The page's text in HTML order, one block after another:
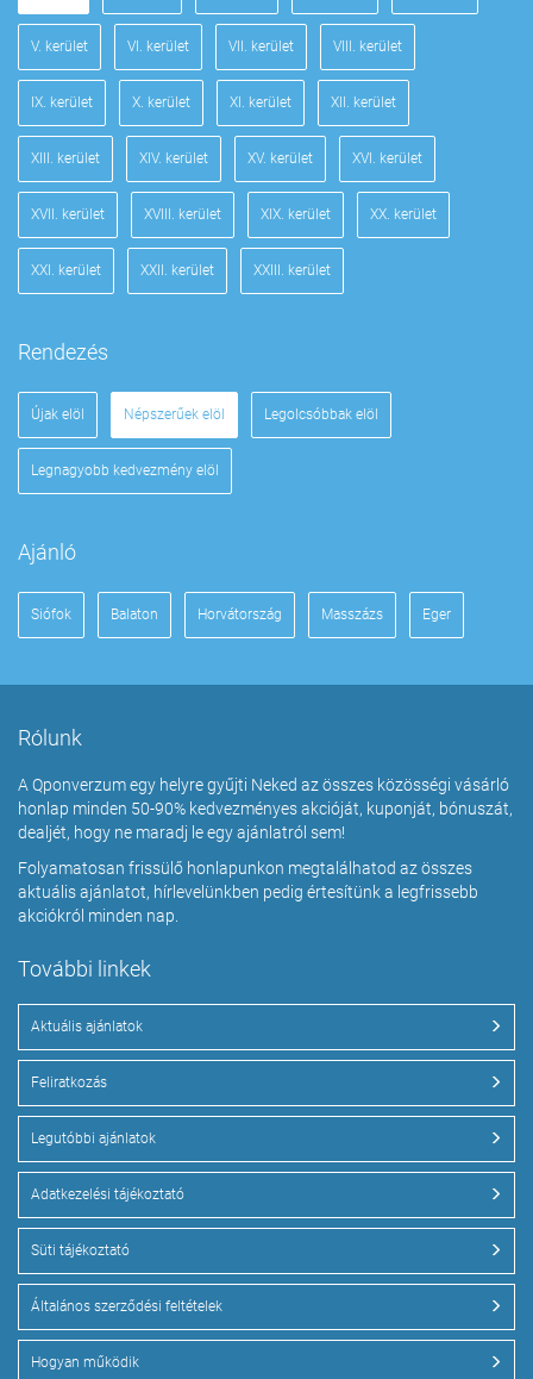
V. kerület VI. kerület VII. kerület VIII. kerület
IX. kerület X. kerület XI. kerület XII. kerület
XIII. kerület XIV. kerület XV. kerület XVI. kerület
XVII. kerület XVIII. kerület XIX. kerület XX. kerület
XXI. kerület XXII. kerület XXIII. kerület
Rendezés
Újak elöl Népszerűek elöl Legolcsóbbak elöl
Legnagyobb kedvezmény elöl
Ajánló
Siófok Balaton Horvátország Masszázs Eger
Rólunk
A Qponverzum egy helyre gyűjti Neked az összes közösségi vásárló
honlap minden 50-90% kedvezményes akcióját, kuponját, bónuszát,
dealjét, hogy ne maradj le egy ajánlatról sem!
Folyamatosan frissülő honlapunkon megtalálhatod az összes
aktuális ajánlatot, hírlevelünkben pedig értesítünk a legfrissebb
akciókról minden nap.
További linkek
Aktuális ajánlatok
Feliratkozás
Legutóbbi ajánlatok
Adatkezelési tájékoztató
Süti tájékoztató
Általános szerződési feltételek
Hogyan működik